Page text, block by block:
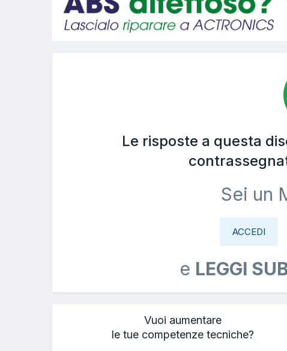
Le risposte a questa
Sei un
ACCEDI
e LEGGI
Vuoi aumentare
le tue competenze tecniche?